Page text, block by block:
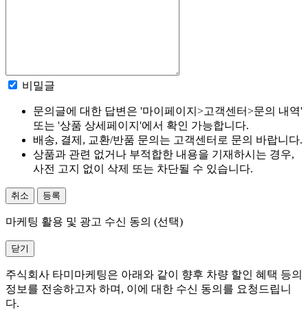
비밀글
문의글에 대한 답변은 '마이페이지>고객센터>문의 내역'
또는 '상품 상세페이지'에서 확인 가능합니다.
배송, 결제, 교환/반품 문의는 고객센터로 문의 바랍니다.
상품과 관련 없거나 부적합한 내용을 기재하시는 경우,
사전 고지 없이 삭제 또는 차단될 수 있습니다.
취소 등록
마케팅 활용 및 광고 수신 동의 (선택)
닫기
주식회사 타미마케팅은 아래와 같이 향후 차량 할인 혜택 등의
정보를 전송하고자 하며, 이에 대한 수신 동의를 요청드립니
다.